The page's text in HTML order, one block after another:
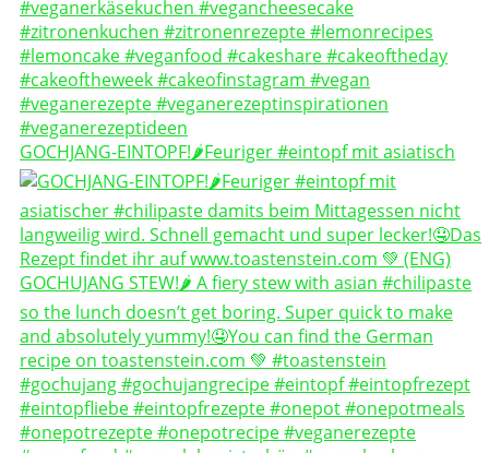
GOCHJANG-EINTOPF!🌶️Feuriger #eintopf mit asiatisch